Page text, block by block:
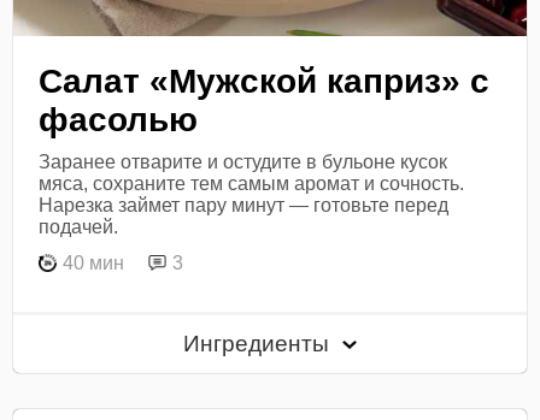
Салат «Мужской каприз» с
фасолью
Заранее отварите и остудите в бульоне кусок
мяса, сохраните тем самым аромат и сочность.
Нарезка займет пару минут — готовьте перед
подачей.
40 мин
3
Ингредиенты